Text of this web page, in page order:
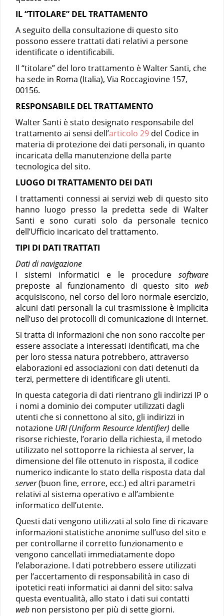
IL “TITOLARE” DEL TRATTAMENTO
A seguito della consultazione di questo sito
possono essere trattati dati relativi a persone
identificate o identificabili.
Il “titolare” del loro trattamento è Walter Santi, che
ha sede in Roma (Italia), Via Roccagiovine 157,
00156.
RESPONSABILE DEL TRATTAMENTO
Walter Santi è stato designato responsabile del
trattamento ai sensi dell’articolo 29 del Codice in
materia di protezione dei dati personali, in quanto
incaricata della manutenzione della parte
tecnologica del sito.
LUOGO DI TRATTAMENTO DEI DATI
I trattamenti connessi ai servizi web di questo sito
hanno luogo presso la predetta sede di Walter
Santi e sono curati solo da personale tecnico
dell’Ufficio incaricato del trattamento.
TIPI DI DATI TRATTATI
Dati di navigazione
I sistemi informatici e le procedure software
preposte al funzionamento di questo sito web
acquisiscono, nel corso del loro normale esercizio,
alcuni dati personali la cui trasmissione è implicita
nell’uso dei protocolli di comunicazione di Internet.
Si tratta di informazioni che non sono raccolte per
essere associate a interessati identificati, ma che
per loro stessa natura potrebbero, attraverso
elaborazioni ed associazioni con dati detenuti da
terzi, permettere di identificare gli utenti.
In questa categoria di dati rientrano gli indirizzi IP o
i nomi a dominio dei computer utilizzati dagli
utenti che si connettono al sito, gli indirizzi in
notazione URI (Uniform Resource Identifier) delle
risorse richieste, l’orario della richiesta, il metodo
utilizzato nel sottoporre la richiesta al server, la
dimensione del file ottenuto in risposta, il codice
numerico indicante lo stato della risposta data dal
server(buon fine, errore, ecc.) ed altri parametri
relativi al sistema operativo e all’ambiente
informatico dell’utente.
Questi dati vengono utilizzati al solo fine di ricavare
informazioni statistiche anonime sull’uso del sito e
per controllarne il corretto funzionamento e
vengono cancellati immediatamente dopo
l’elaborazione. I dati potrebbero essere utilizzati
per l’accertamento di responsabilità in caso di
ipotetici reati informatici ai danni del sito: salva
questa eventualità, allo stato i dati sui contatti
web non persistono per più di sette giorni.